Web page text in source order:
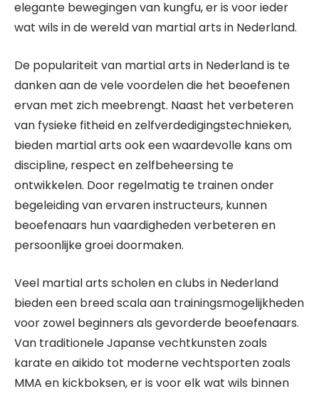
elegante bewegingen van kungfu, er is voor ieder
wat wils in de wereld van martial arts in Nederland.
De populariteit van martial arts in Nederland is te
danken aan de vele voordelen die het beoefenen
ervan met zich meebrengt. Naast het verbeteren
van fysieke fitheid en zelfverdedigingstechnieken,
bieden martial arts ook een waardevolle kans om
discipline, respect en zelfbeheersing te
ontwikkelen. Door regelmatig te trainen onder
begeleiding van ervaren instructeurs, kunnen
beoefenaars hun vaardigheden verbeteren en
persoonlijke groei doormaken.
Veel martial arts scholen en clubs in Nederland
bieden een breed scala aan trainingsmogelijkheden
voor zowel beginners als gevorderde beoefenaars.
Van traditionele Japanse vechtkunsten zoals
karate en aikido tot moderne vechtsporten zoals
MMA en kickboksen, er is voor elk wat wils binnen